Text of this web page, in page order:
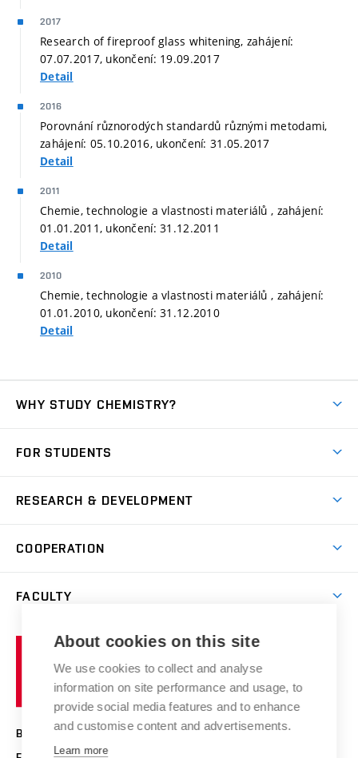
2017
Research of fireproof glass whitening, zahájení:
07.07.2017, ukončení: 19.09.2017
Detail
2016
Porovnání různorodých standardů různými metodami,
zahájení: 05.10.2016, ukončení: 31.05.2017
Detail
2011
Chemie, technologie a vlastnosti materiálů , zahájení:
01.01.2011, ukončení: 31.12.2011
Detail
2010
Chemie, technologie a vlastnosti materiálů , zahájení:
01.01.2010, ukončení: 31.12.2010
Detail
WHY STUDY CHEMISTRY?
Degree studies in Czech
Summer school
Contact
E-application
FOR STUDENTS
IT services
Courses
RESEARCH & DEVELOPMENT
Research groups
Research results
Achievements and awards
Conferences
COOPERATION
Chemistry and Life
High schools & FCH
Science popularization
FACULTY
Photo gallery
Brno
University
of
Technology
BRNO UNIVERSITY OF TECHNOLOGY
About cookies on this site
We use cookies to collect and analyse
information on site performance and usage, to
provide social media features and to enhance
and customise content and advertisements.
Learn more